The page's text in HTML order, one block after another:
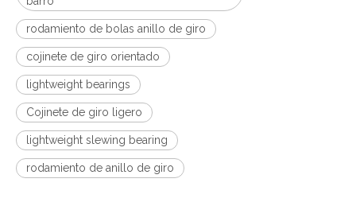
rodamiento de bolas anillo de giro
cojinete de giro orientado
lightweight bearings
Cojinete de giro ligero
lightweight slewing bearing
rodamiento de anillo de giro